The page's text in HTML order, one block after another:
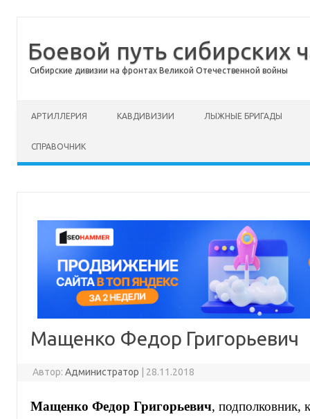
Боевой путь сибирских
Сибирские дивизии на фронтах Великой Отечественной войны
АРТИЛЛЕРИЯ КАВДИВИЗИИ ЛЫЖНЫЕ БРИГАДЫ
СПРАВОЧНИК
Мащенко Федор Григорьевич
Автор:Администратор 28.11.2018
Мащенко Федор Григорьевич, подполковник,